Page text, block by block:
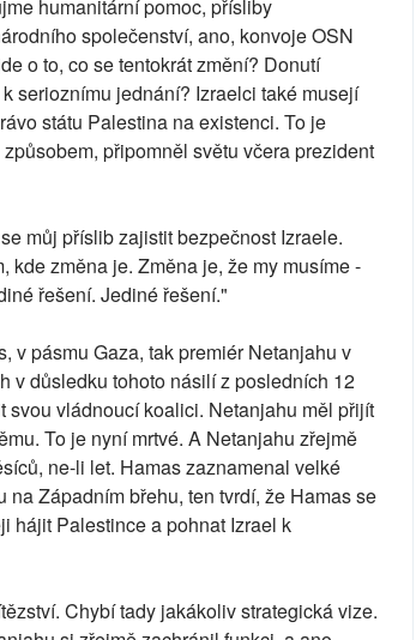
humanitární pomoc, přísliby
společenství, ano, konvoje OSN
o to, co se tentokrát změní? Donutí
serioznímu jednání? Izraelci také musejí
státu Palestina na existenci. To je
připomněl světu včera prezident
můj příslib zajistit bezpečnost Izraele.
kde změna je. Změna je, že my musíme -
řešení. Jediné řešení."
v pásmu Gaza, tak premiér Netanjahu v
v důsledku tohoto násilí z posledních 12
vládnoucí koalici. Netanjahu měl přijít
To je nyní mrtvé. A Netanjahu zřejmě
ne-li let. Hamas zaznamenal velké
Západním břehu, ten tvrdí, že Hamas se
hájit Palestince a pohnat Izrael k
Chybí tady jakákoliv strategická vize.